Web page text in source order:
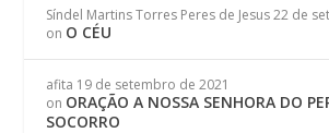
Síndel Martins Torres Peres de Jesus 22 de
on O CÉU
afita 19 de setembro de 2021
on ORAÇÃO A NOSSA SENHORA DO
SOCORRO